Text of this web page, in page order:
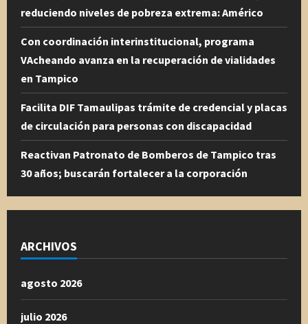
reduciendo niveles de pobreza extrema: Américo
Con coordinación interinstitucional, programa
VAcheando avanza en la recuperación de vialidades
en Tampico
Facilita DIF Tamaulipas trámite de credencial y placas
de circulación para personas con discapacidad
Reactivan Patronato de Bomberos de Tampico tras
30 años; buscarán fortalecer a la corporación
ARCHIVOS
agosto 2026
julio 2026